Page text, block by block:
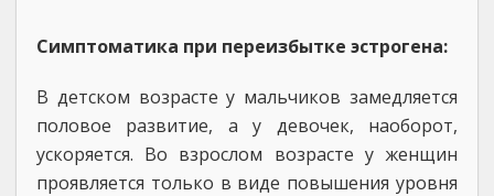
Симптоматика при переизбытке эстрогена:
В детском возрасте у мальчиков замедляется
половое развитие, а у девочек, наоборот,
ускоряется. Во взрослом возрасте у женщин
проявляется только в виде повышения уровня